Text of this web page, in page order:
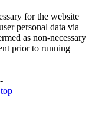
for the website
personal data via
as non-necessary
prior to running